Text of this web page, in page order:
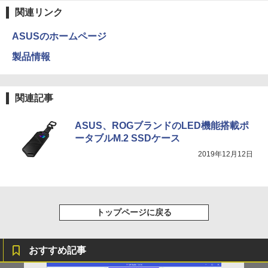
関連リンク
ASUSのホームページ
製品情報
関連記事
ASUS、ROGブランドのLED機能搭載ポ
ータブルM.2 SSDケース
2019年12月12日
トップページに戻る
おすすめ記事